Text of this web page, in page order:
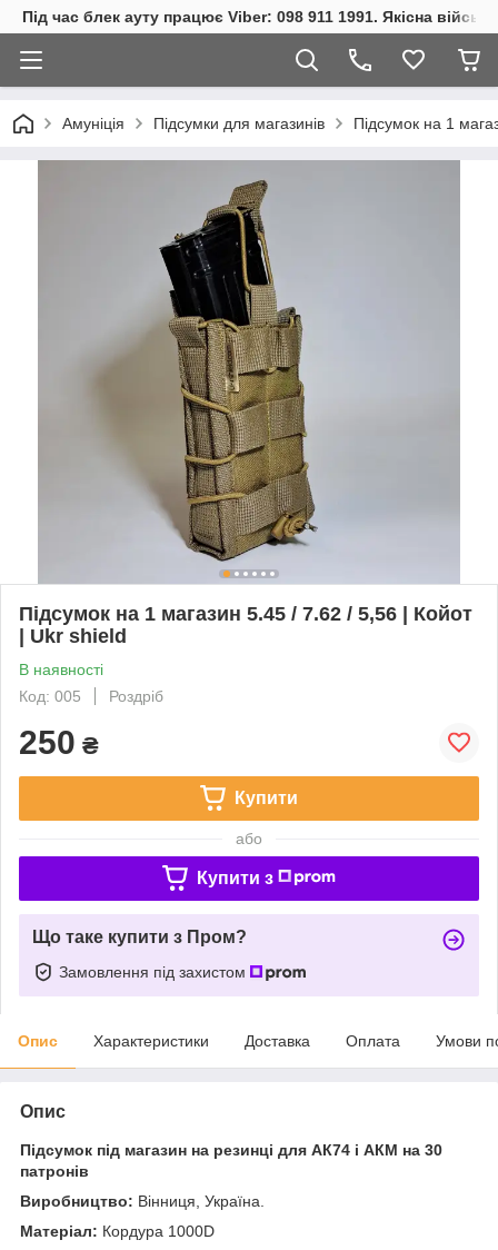
Під час блек ауту працює Viber: 098 911 1991. Якісна
Амуніція Підсумки для магазинів Підсумок на 1
Підсумок на 1 магазин 5.45 / 7.62 / 5,56 | Койот
| Ukr shield
В наявності
Код: 005
Роздріб
250 ₴
Купити
або
Купити з
Що таке купити з Пром?
Замовлення під захистом
Опис Характеристики Доставка Оплата Умови
Опис
Підсумок під магазин на резинці для АК74 і АКМ на 30
патронів
Виробництво: Вінниця, Україна.
Матеріал: Кордура 1000D